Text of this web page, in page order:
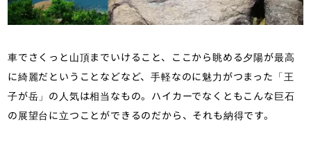
車でさくっと山頂までいけること、ここから眺める夕陽が最高
に綺麗だということなどなど、手軽なのに魅力がつまった「王
子が岳」の人気は相当なもの。ハイカーでなくともこんな巨石
の展望台に立つことができるのだから、それも納得です。